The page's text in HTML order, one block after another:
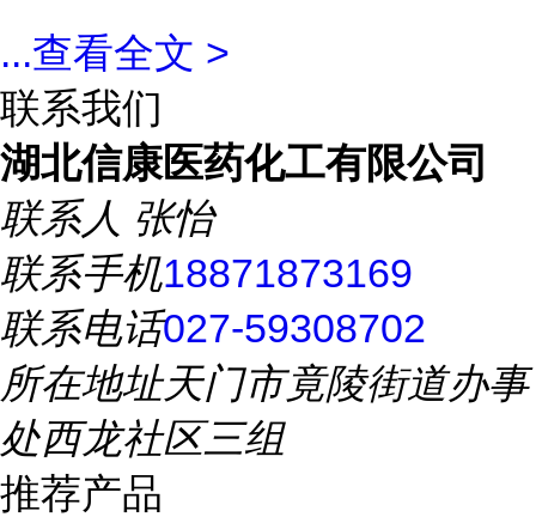
...查看全文 >
联系我们
湖北信康医药化工有限公司
联系人 张怡
联系手机18871873169
联系电话027-59308702
所在地址天门市竟陵街道办事
处西龙社区三组
推荐产品